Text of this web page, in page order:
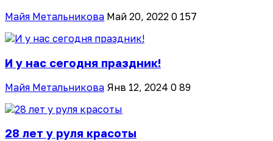
Майя Метальникова Май 20, 2022 0 157
И у нас сегодня праздник!
Майя Метальникова Янв 12, 2024 0 89
28 лет у руля красоты